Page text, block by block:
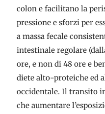
colon e facilitano la
pressione e sforzi per
a massa fecale
intestinale regolare
ore, e non di 48 ore e
diete alto-proteiche ed
occidentale. Il transito
che aumentare